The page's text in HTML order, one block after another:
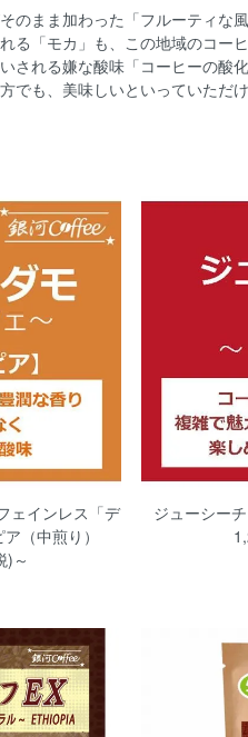
のまま加わった「フルーティ
る「モカ」も、この地域のコー
される嫌な酸味「コーヒーの酸
でも、美味しいといっていただ
ェインレス「デ
（中煎り）
)～
ジューシー